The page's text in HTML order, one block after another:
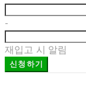
-
재입고 시 알림
신청하기